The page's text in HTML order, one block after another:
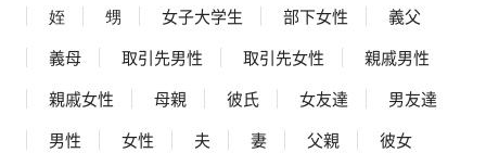
姪
甥 女子大学生 部下女性
義父
義母
取引先男性 取引先女性
親戚男性
親戚女性
母親 彼氏 女友達
男友達
男性
女性 夫 妻 父親
彼女